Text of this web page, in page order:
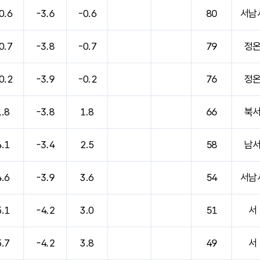
-3.6 -0.6 80 서남
-3.8 -0.7 79 정온
-3.9 -0.2 76 정온
-3.8 1.8 66 북서
-3.4 2.5 58 남서
-3.9 3.6 54 서남
-4.2 3.0 51 서
-4.2 3.8 49 서